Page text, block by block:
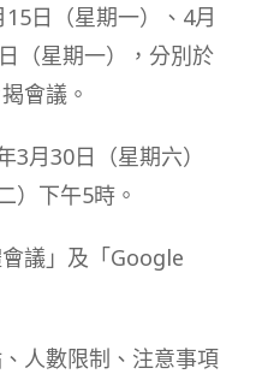
日（星期一）、4月
（星期一），分別於
會議。
月30日（星期六）
）下午5時。
議」及「Google
人數限制、注意事項